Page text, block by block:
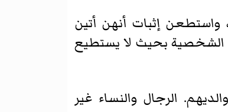
إثبات أنهن أتين
الشخصية بحيث لا يستطيع
الرجال والنساء غير